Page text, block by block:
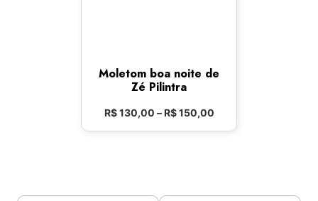
Moletom boa noite de
Zé Pilintra
R$130,00 – R$150,00